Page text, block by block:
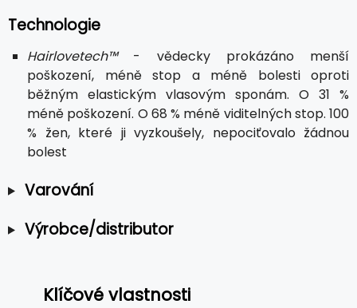
Technologie
Hairlovetech™- vědecky prokázáno menší
poškození, méně stop a méně bolesti oproti
běžným elastickým vlasovým sponám. O 31 %
méně poškození. O 68 % méně viditelných stop. 100
% žen, které ji vyzkoušely, nepociťovalo žádnou
bolest
Varování
Výrobce/distributor
Klíčové vlastnosti